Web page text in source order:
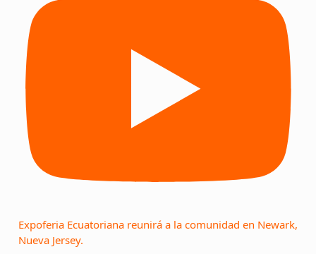
Expoferia Ecuatoriana reunirá a la comunidad en Newark,
Nueva Jersey.